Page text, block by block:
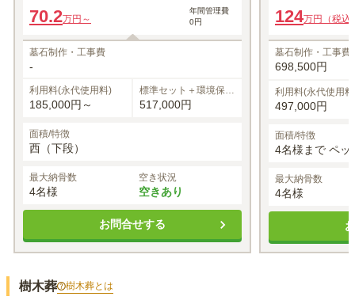
70.2万円～
年間管理費
0円
墓石制作・工事費
-
利用料(永代使用料)
185,000円～
標準セット＋環境保全
費
517,000円
面積/特徴
西（下段）
最大納骨数
4名様
空き状況
空きあり
お問合せする
124万円（税込
墓石制作・工事費
698,500円
利用料(永代使用
497,000円
面積/特徴
4名様まで ペッ
最大納骨数
4名様
樹木葬 樹木葬とは